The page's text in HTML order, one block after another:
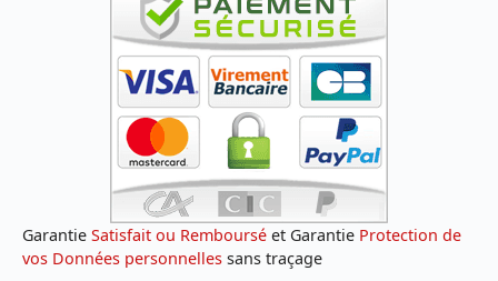
Garantie Satisfait ou Remboursé et Garantie Protection de
vos Données personnelles sans traçage